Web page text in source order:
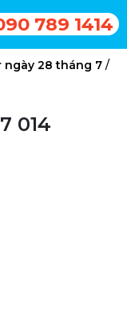
789 1414
ngày 28 tháng 7 /
014